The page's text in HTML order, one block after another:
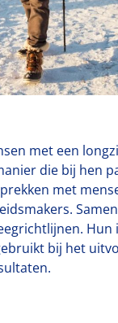
met een
die bij hen
met
Hun
bij het